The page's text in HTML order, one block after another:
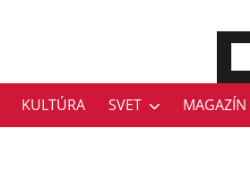
KULTÚRA SVET MAGAZÍN